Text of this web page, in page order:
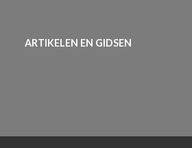
ARTIKELEN EN GIDSEN